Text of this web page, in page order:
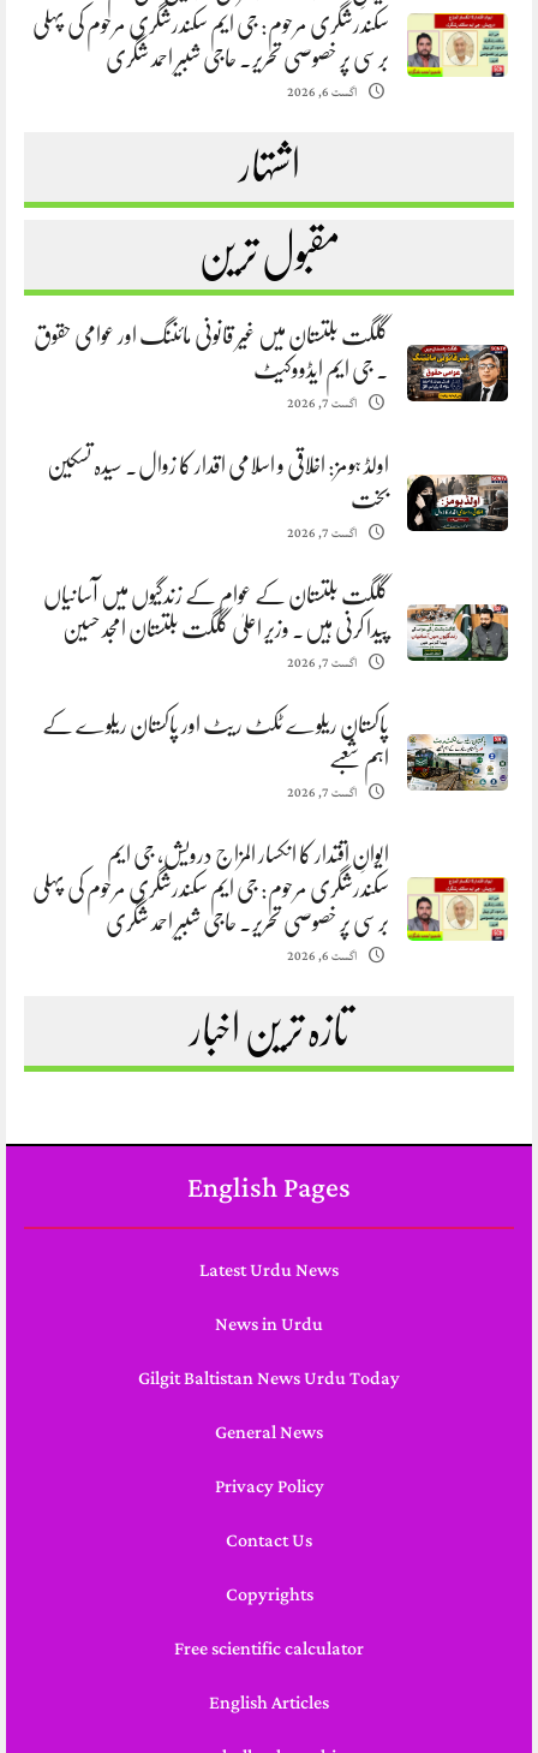
سکندرشگری مرحوم: جی ایم سکندرشگری مرحوم کی پہلی
برسی پر خصوصی تحریر. حاجی شبیر احمد شگری
اگست 6, 2026
اشتہار
مقبول ترین
گلگت بلتستان میں غیر قانونی مائننگ اور عوامی حقوق
. جی ایم ایڈووکیٹ
اگست 7, 2026
اولڈ ہومز: اخلاقی و اسلامی اقدار کا زوال. سیدہ تسکین
بخت
اگست 7, 2026
گلگت بلتستان کے عوام کے زندگیوں میں آسانیاں
پیدا کرنی ہیں. وزیر اعلیٰ گلگت بلتستان امجد حسین
اگست 7, 2026
پاکستان ریلوے ٹکٹ ریٹ اور پاکستان ریلوے کے
اہم شعبے
اگست 7, 2026
ایوانِ اقتدار کا انکسار المزاج درویش، جی ایم
سکندرشگری مرحوم: جی ایم سکندرشگری مرحوم کی پہلی
برسی پر خصوصی تحریر. حاجی شبیر احمد شگری
اگست 6, 2026
تازہ ترین اخبار
English Pages
Latest Urdu News
News in Urdu
Gilgit Baltistan News Urdu Today
General News
Privacy Policy
Contact Us
Copyrights
Free scientific calculator
English Articles